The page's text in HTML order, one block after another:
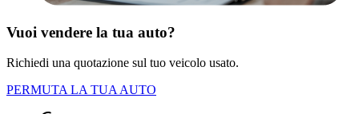
Vuoi vendere la tua auto?
Richiedi una quotazione sul tuo veicolo usato.
PERMUTA LA TUA AUTO